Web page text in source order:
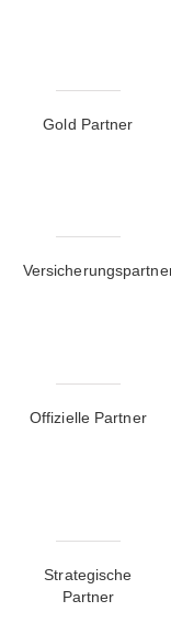
Gold Partner
Offizielle Partner
Strategische
Partner